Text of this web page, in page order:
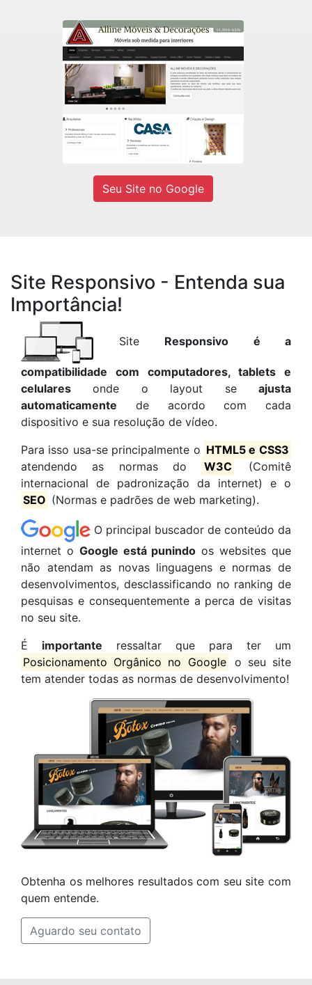
Alline Móveis
Fábrica de móveis sob medidas e
Decorações residencial e comercial.
Ver site
Seu Site no Google
Site Responsivo - Entenda sua
Importância!
Site Responsivo é a
compatibilidade com computadores, tablets e
celulares onde o layout se ajusta
automaticamente de acordo com cada
dispositivo e sua resolução de vídeo.
Para isso usa-se principalmente o HTML5 e CSS3
atendendo as normas do
W3C
(Comitê
internacional de padronização da internet) e o
SEO (Normas e padrões de web marketing).
O principal buscador de conteúdo da
internet o Google está punindo os websites que
não atendam as novas linguagens e normas de
desenvolvimentos, desclassificando no ranking de
pesquisas e consequentemente a perca de visitas
no seu site.
É importante ressaltar que para ter um
Posicionamento Orgânico no Google
o seu site
tem atender todas as normas de desenvolvimento!
Obtenha os melhores resultados com seu site com
quem entende.
Aguardo seu contato